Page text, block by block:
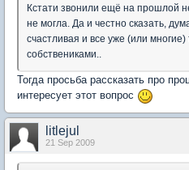
Кстати звонили ещё на прошлой
не могла. Да и честно сказать,
счастливая и все уже (или
собствениками..
Тогда просьба рассказать про
интересует этот вопрос
litlejul
21 Sep 2009